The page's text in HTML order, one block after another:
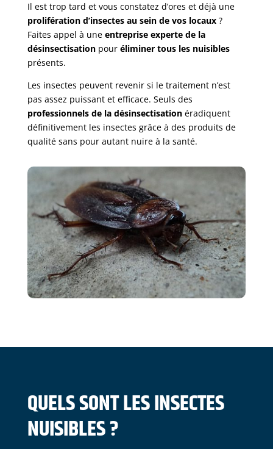
Il est trop tard et vous constatez d’ores et déjà une
prolifération d’insectes au sein de vos locaux?
Faites appel à une entreprise experte de la
désinsectisationpour éliminer tous les nuisibles
présents.
Les insectes peuvent revenir si le traitement n’est
pas assez puissant et efficace. Seuls des
professionnels de la désinsectisationéradiquent
définitivement les insectes grâce à des produits de
qualité sans pour autant nuire à la santé.
QUELS SONT LES INSECTES
NUISIBLES ?